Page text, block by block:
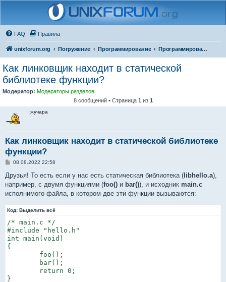
FAQ Правила
unixforum.org Погружение Программирование Программирование для начинающих
Как линковщик находит в статической
библиотеке функции?
Модератор: Модераторы разделов
8 сообщений • Страница 1 из 1
жучара
Как линковщик находит в статической библиотеке
функции?
С
о
б
щ
е
и
е
08.08.2022 22:58
Друзья! То есть если у нас есть статическая библиотека ( libhello.a),
например, с двумя функциями (foo() и bar()), и исходник main.c
исполнимого файла, в котором две эти функции вызываются:
Код: Выделить всё
/* main.c */
#include "hello.h"
int main(void)
{
        foo();
        bar();
        return 0;
}